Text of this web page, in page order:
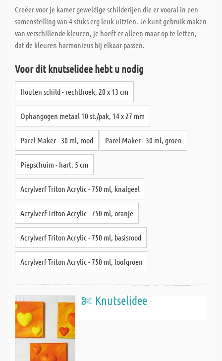
Creëer voor je kamer geweldige schilderijen die er vooral in een
samenstelling van 4 stuks erg leuk uitzien. Je kunt gebruik maken
van verschillende kleuren, je hoeft er alleen maar op te letten,
dat de kleuren harmonieus bij elkaar passen.
Voor dit knutselidee hebt u nodig
Houten schild - rechthoek, 20 x 13 cm
Ophangogen metaal 10 st./pak, 14 x 27 mm
Parel Maker - 30 ml, rood Parel Maker - 30 ml, groen
Piepschuim - hart, 5 cm
Acrylverf Triton Acrylic - 750 ml, knalgeel
Acrylverf Triton Acrylic - 750 ml, oranje
Acrylverf Triton Acrylic - 750 ml, basisrood
Acrylverf Triton Acrylic - 750 ml, loofgroen
Knutselidee